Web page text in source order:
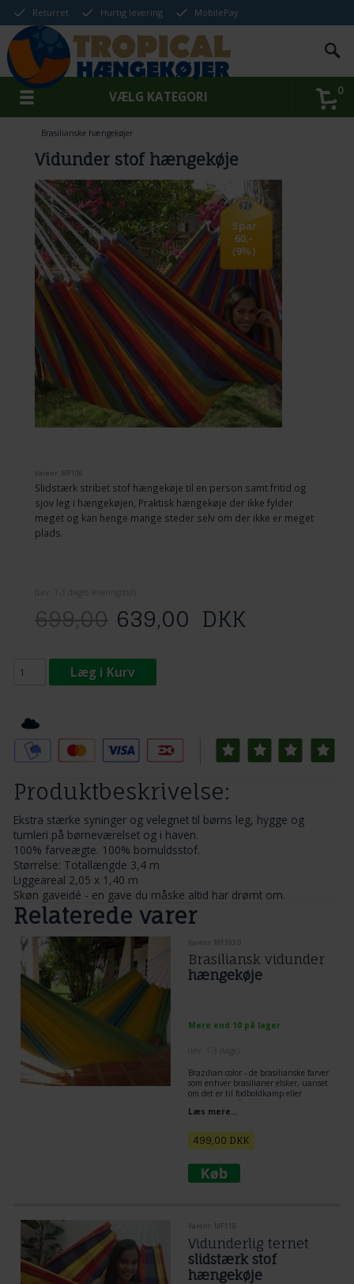
Returret Hurtig levering MobilePay
0
VÆLG KATEGORI
Brasilianske hængekøjer
Vidunder stof hængekøje
Spar
60,-
(9%)
Varenr. MF106
Slidstærk stribet stof hængekøje til en person samt fritid og
sjov leg i hængekøjen, Praktisk hængekøje der ikke fylder
meget og kan henge mange steder selv om der ikke er meget
plads.
699,00 639,00 DKK
Læg i Kurv
Produktbeskrivelse:
Ekstra stærke syninger og velegnet til børns leg, hygge og
tumleri på børneværelset og i haven.
100% farveægte. 100% bomuldsstof.
Størrelse: Totallængde 3,4 m
Liggeareal 2,05 x 1,40 m
Skøn gaveidé - en gave du måske altid har drømt om.
Relaterede varer
Varenr. MF393.0
Brasiliansk vidunder
hængekøje
Mere end 10 på lager
Brazilian color - de brasilianske farver
som enhver brasilianer elsker, uanset
om det er til fodboldkamp eller
hverdagens påklædning, her er farver
gengivet i en vidunderlig robust
Læs mere...
499,00 DKK
Varenr. MF118
Vidunderlig ternet
slidstærk stof
hængekøje